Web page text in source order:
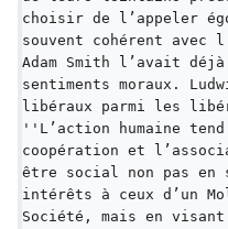
choisir de l’appeler
souvent cohérent
Adam Smith l’avait
sentiments moraux.
libéraux parmi les
''L’action humaine
coopération et
être social non pas en
intérêts à ceux d’un
Société, mais en